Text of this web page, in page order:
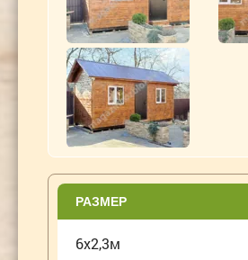
РАЗМЕР
6х2,3м